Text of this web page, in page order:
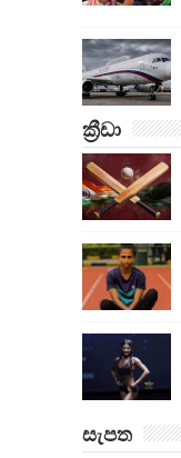
ක්‍රීඩා
සැපත